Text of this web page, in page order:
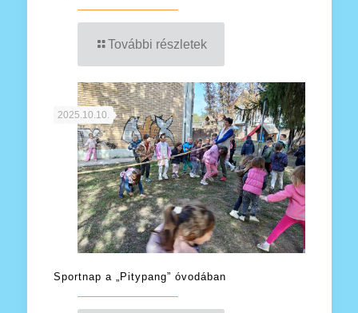
További részletek
2025.10.10.
Sportnap a „Pitypang” óvodában